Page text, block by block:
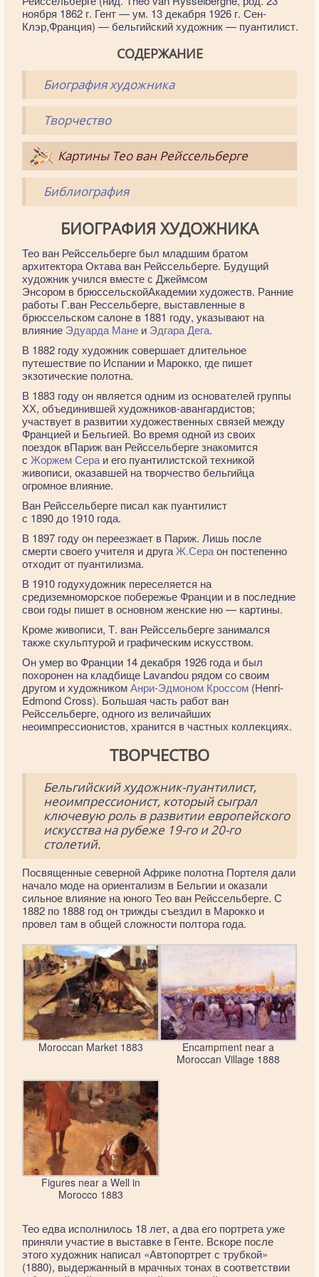
ноября 1862 г. Гент — ум. 13 декабря 1926 г. Сен-
Клэр,Франция) — бельгийский художник — пуантилист.
СОДЕРЖАНИЕ
Биография художника
Творчество
Картины Тео ван Рейссельберге
Библиография
БИОГРАФИЯ ХУДОЖНИКА
Тео ван Рейссельберге был младшим братом
архитектора Октава ван Рейссельберге. Будущий
художник учился вместе с Джеймсом
Энсором в брюссельскойАкадемии художеств. Ранние
работы Г.ван Рессельберге, выставленные в
брюссельском салоне в 1881 году, указывают на
влияние Эдуарда Мане и Эдгара Дега.
В 1882 году художник совершает длительное
путешествие по Испании и Марокко, где пишет
экзотические полотна.
В 1883 году он является одним из основателей группы
ХХ, объединившей художников-авангардистов;
участвует в развитии художественных связей между
Францией и Бельгией. Во время одной из своих
поездок вПариж ван Рейссельберге знакомится
с Жоржем Сера и его пуантилистской техникой
живописи, оказавшей на творчество бельгийца
огромное влияние.
Ван Рейссельберге писал как пуантилист
с 1890 до 1910 года.
В 1897 году он переезжает в Париж. Лишь после
смерти своего учителя и другаЖ.Сераон постепенно
отходит от пуантилизма.
В 1910 годухудожник переселяется на
средиземноморское побережье Франции и в последние
свои годы пишет в основном женские ню — картины.
Кроме живописи, Т. ван Рейссельберге занимался
также скульптурой и графическим искусством.
Он умер во Франции 14 декабря 1926 года и был
похоронен на кладбище Lavandou рядом со своим
другом и художникомАнри-Эдмоном Кроссом (Henri-
Edmond Cross). Большая часть работ ван
Рейссельберге, одного из величайших
неоимпрессионистов, хранится в частных коллекциях.
ТВОРЧЕСТВО
Бельгийский художник-пуантилист,
неоимпрессионист, который сыграл
ключевую роль в развитии европейского
искусства на рубеже 19-го и 20-го
столетий.
Посвященные северной Африке полотна Портеля дали
начало моде на ориентализм в Бельгии и оказали
сильное влияние на юного Тео ван Рейссельберге. С
1882 по 1888 год он трижды съездил в Марокко и
провел там в общей сложности полтора года.
Moroccan Market 1883
Encampment near a
Moroccan Village 1888
Figures near a Well in
Morocco 1883
Тео едва исполнилось 18 лет, а два его портрета уже
приняли участие в выставке в Генте. Вскоре после
этого художник написал «Автопортрет с трубкой»
(1880), выдержанный в мрачных тонах в соответствии